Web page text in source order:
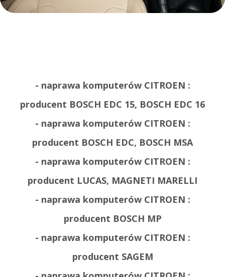
- naprawa komputerów CITROEN :
producent BOSCH EDC 15, BOSCH EDC 16
- naprawa komputerów CITROEN :
producent BOSCH EDC, BOSCH MSA
- naprawa komputerów CITROEN :
producent LUCAS, MAGNETI MARELLI
- naprawa komputerów CITROEN :
producent BOSCH MP
- naprawa komputerów CITROEN :
producent SAGEM